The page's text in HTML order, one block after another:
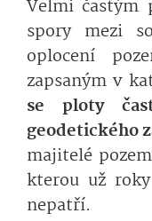
Velmi častým
spory mezi
oplocení
zapsaným v
se ploty
geodetického
majitelé
kterou už
nepatří.